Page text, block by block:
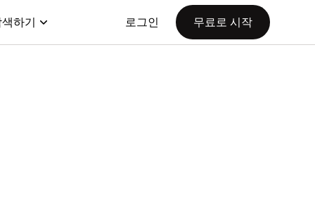
하기 로그인 무료로 시작